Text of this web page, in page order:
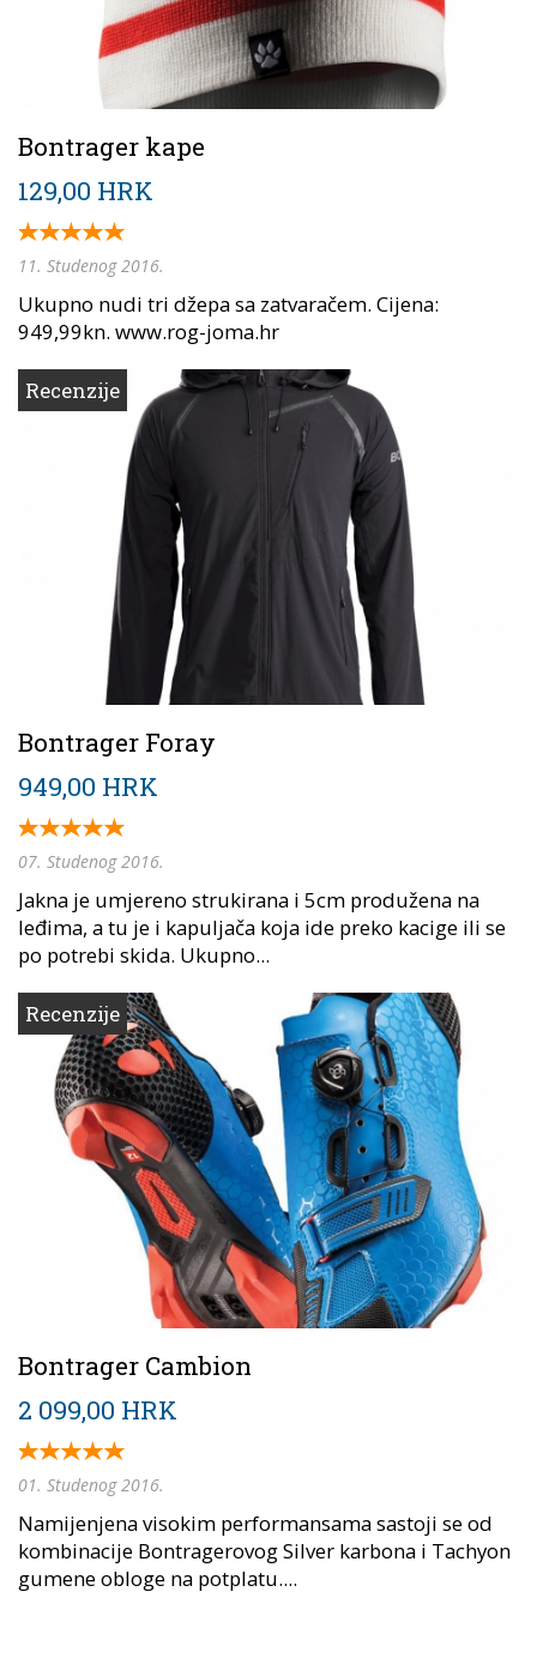
Bontrager kape
129,00 HRK
11. Studenog 2016.
Ukupno nudi tri džepa sa zatvaračem. Cijena:
949,99kn. www.rog-joma.hr
Recenzije
Bontrager Foray
949,00 HRK
07. Studenog 2016.
Jakna je umjereno strukirana i 5cm produžena na
leđima, a tu je i kapuljača koja ide preko kacige ili se
po potrebi skida. Ukupno...
Recenzije
Bontrager Cambion
2 099,00 HRK
01. Studenog 2016.
Namijenjena visokim performansama sastoji se od
kombinacije Bontragerovog Silver karbona i Tachyon
gumene obloge na potplatu....